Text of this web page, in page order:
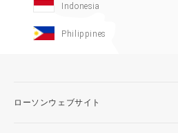
Indonesia
Philippines
ローソンウェブサイト